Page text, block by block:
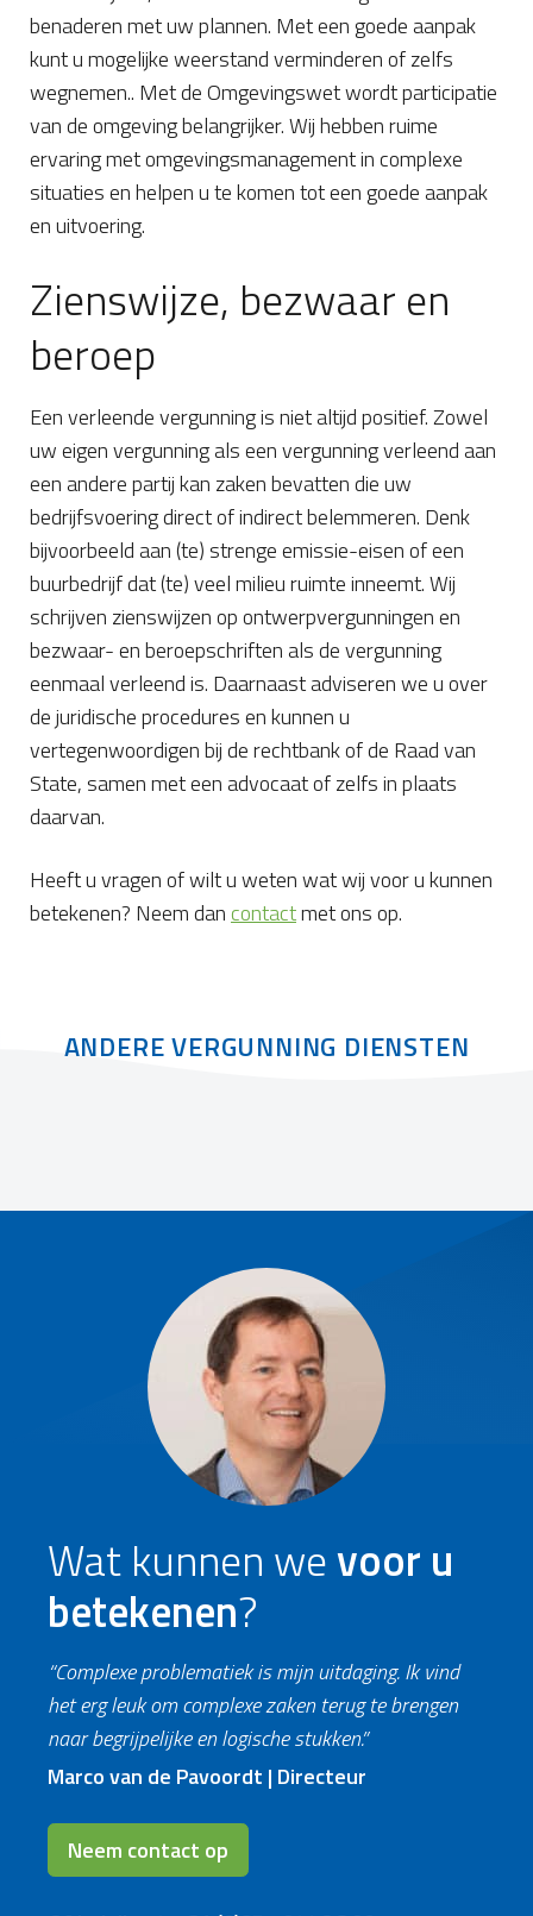
benaderen met uw plannen. Met een goede aanpak
kunt u mogelijke weerstand verminderen of zelfs
wegnemen.. Met de Omgevingswet wordt participatie
van de omgeving belangrijker. Wij hebben ruime
ervaring met omgevingsmanagement in complexe
situaties en helpen u te komen tot een goede aanpak
en uitvoering.
Zienswijze, bezwaar en
beroep
Een verleende vergunning is niet altijd positief. Zowel
uw eigen vergunning als een vergunning verleend aan
een andere partij kan zaken bevatten die uw
bedrijfsvoering direct of indirect belemmeren. Denk
bijvoorbeeld aan (te) strenge emissie-eisen of een
buurbedrijf dat (te) veel milieu ruimte inneemt. Wij
schrijven zienswijzen op ontwerpvergunningen en
bezwaar- en beroepschriften als de vergunning
eenmaal verleend is. Daarnaast adviseren we u over
de juridische procedures en kunnen u
vertegenwoordigen bij de rechtbank of de Raad van
State, samen met een advocaat of zelfs in plaats
daarvan.
Heeft u vragen of wilt u weten wat wij voor u kunnen
betekenen? Neem dancontactmet ons op.
ANDERE VERGUNNING DIENSTEN
Wat kunnen wevoor u
betekenen?
“Complexe problematiek is mijn uitdaging. Ik vind
het erg leuk om complexe zaken terug te brengen
naar begrijpelijke en logische stukken.”
Marco van de Pavoordt | Directeur
Neem contact op